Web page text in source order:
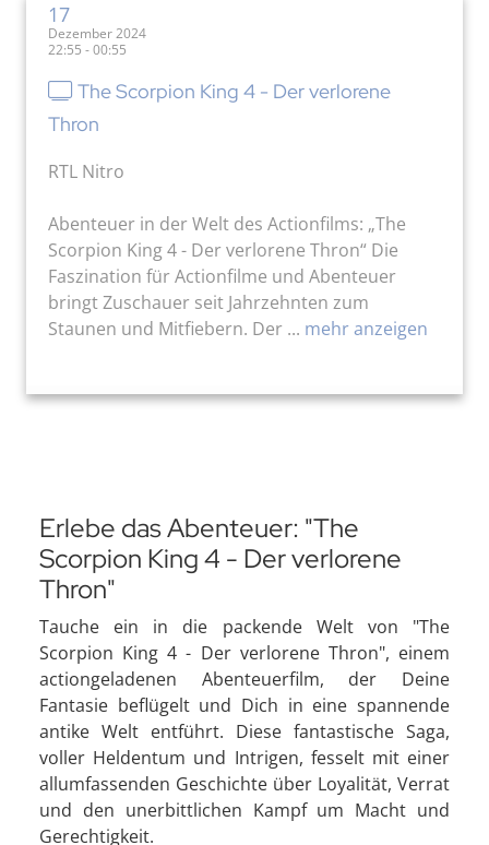
17
Dezember 2024
22:55 - 00:55
The Scorpion King 4 - Der verlorene
Thron
RTL Nitro
Abenteuer in der Welt des Actionfilms: „The
Scorpion King 4 - Der verlorene Thron“ Die
Faszination für Actionfilme und Abenteuer
bringt Zuschauer seit Jahrzehnten zum
Staunen und Mitfiebern. Der ... mehr anzeigen
Erlebe das Abenteuer: "The
Scorpion King 4 - Der verlorene
Thron"
Tauche ein in die packende Welt von "The
Scorpion King 4 - Der verlorene Thron", einem
actiongeladenen Abenteuerfilm, der Deine
Fantasie beflügelt und Dich in eine spannende
antike Welt entführt. Diese fantastische Saga,
voller Heldentum und Intrigen, fesselt mit einer
allumfassenden Geschichte über Loyalität, Verrat
und den unerbittlichen Kampf um Macht und
Gerechtigkeit.